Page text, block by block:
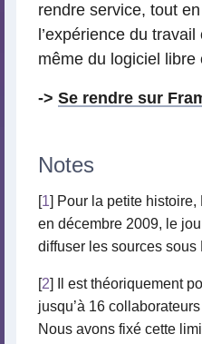
rendre service, tout
l’expérience du
même du logiciel libre
-> Se rendre sur
Notes
[1] Pour la petite
en décembre 2009, le
diffuser les sources sous
[2] Il est théoriquement
jusqu’à 16
Nous avons fixé cette